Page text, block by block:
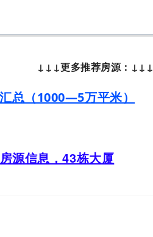
↓↓↓更多推荐房源：↓↓↓
总（1000—5万平米）
源信息，43栋大厦